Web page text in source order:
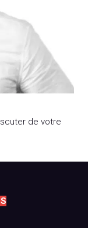
de votre